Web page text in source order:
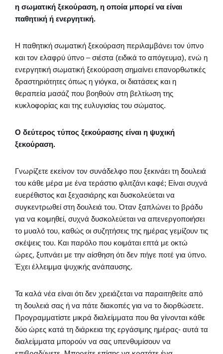
η σωματική ξεκούραση, η οποία μπορεί να είναι
παθητική ή ενεργητική.
Η παθητική σωματική ξεκούραση περιλαμβάνει τον ύπνο
και τον ελαφρύ ύπνο – σιέστα (ειδικά το απόγευμα), ενώ η
ενεργητική σωματική ξεκούραση σημαίνει επανορθωτικές
δραστηριότητες όπως η γιόγκα, οι διατάσεις και η
θεραπεία μασάζ που βοηθούν στη βελτίωση της
κυκλοφορίας και της ευλυγισίας του σώματος.
Ο δεύτερος τύπος ξεκούρασης είναι η ψυχική
ξεκούραση.
Γνωρίζετε εκείνον τον συνάδελφο που ξεκινάει τη δουλειά
του κάθε μέρα με ένα τεράστιο φλιτζάνι καφέ; Είναι συχνά
ευερέθιστος και ξεχασιάρης και δυσκολεύεται να
συγκεντρωθεί στη δουλειά του. Όταν ξαπλώνει το βράδυ
για να κοιμηθεί, συχνά δυσκολεύεται να απενεργοποιήσει
το μυαλό του, καθώς οι συζητήσεις της ημέρας γεμίζουν τις
σκέψεις του. Και παρόλο που κοιμάται επτά με οκτώ
ώρες, ξυπνάει με την αίσθηση ότι δεν πήγε ποτέ για ύπνο.
Έχει έλλειμμα ψυχικής ανάπαυσης.
Τα καλά νέα είναι ότι δεν χρειάζεται να παραιτηθείτε από
τη δουλειά σας ή να πάτε διακοπές για να το διορθώσετε.
Προγραμματίστε μικρά διαλείμματα που θα γίνονται κάθε
δύο ώρες κατά τη διάρκεια της εργάσιμης ημέρας- αυτά τα
διαλείμματα μπορούν να σας υπενθυμίσουν να